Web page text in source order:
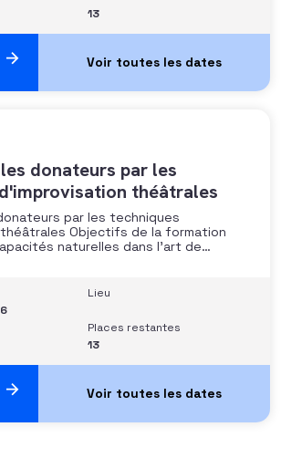
13
donateurs par les
théâtrales
par les techniques
théâtrales Objectifs de la formation
naturelles dans l’art de
quoi elle se fonde (mots, attitude, …),
de
Lieu
Places restantes
13